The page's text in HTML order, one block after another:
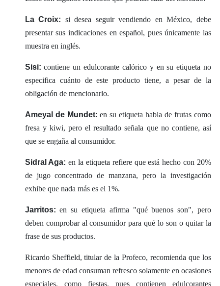
La Croix: si desea seguir vendiendo en México, debe
presentar sus indicaciones en español, pues únicamente las
muestra en inglés.
Sisi: contiene un edulcorante calórico y en su etiqueta no
especifica cuánto de este producto tiene, a pesar de la
obligación de mencionarlo.
Ameyal de Mundet: en su etiqueta habla de frutas como
fresa y kiwi, pero el resultado señala que no contiene, así
que se engaña al consumidor.
Sidral Aga: en la etiqueta refiere que está hecho con 20%
de jugo concentrado de manzana, pero la investigación
exhibe que nada más es el 1%.
Jarritos: en su etiqueta afirma "qué buenos son", pero
deben comprobar al consumidor para qué lo son o quitar la
frase de sus productos.
Ricardo Sheffield, titular de la Profeco, recomienda que los
menores de edad consuman refresco solamente en ocasiones
especiales, como fiestas, pues contienen edulcorantes